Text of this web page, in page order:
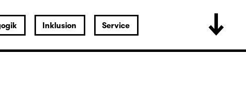
Inklusion Service